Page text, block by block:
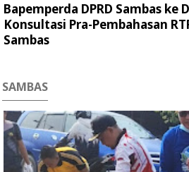
Bapemperda DPRD Sambas ke
Konsultasi Pra-Pembahasan
Sambas
SAMBAS